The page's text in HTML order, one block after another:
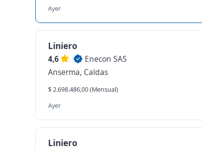
Ayer
Liniero
4,6
Enecon SAS
Anserma, Caldas
$ 2.698.486,00 (Mensual)
Ayer
Liniero